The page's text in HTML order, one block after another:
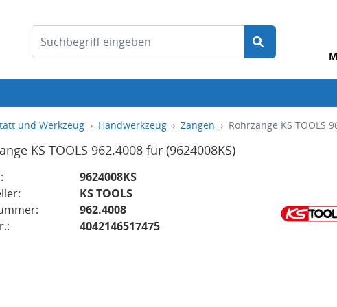
und Werkzeug Handwerkzeug Zangen Rohrzange KS TOOLS
KS TOOLS 962.4008 für (9624008KS)
9624008KS
KS TOOLS
962.4008
4042146517475